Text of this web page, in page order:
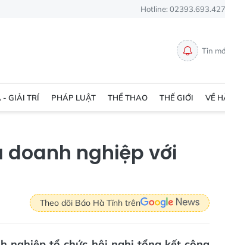
Hotline: 02393.693.427
Tin
- GIẢI TRÍ PHÁP LUẬT THỂ THAO THẾ GIỚI VỀ
doanh nghiệp với
Theo dõi Báo Hà Tĩnh trên